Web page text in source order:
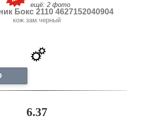
ещё: 2 фото
Бокс 2110 4627152040904
кож.зам.черный
6.37